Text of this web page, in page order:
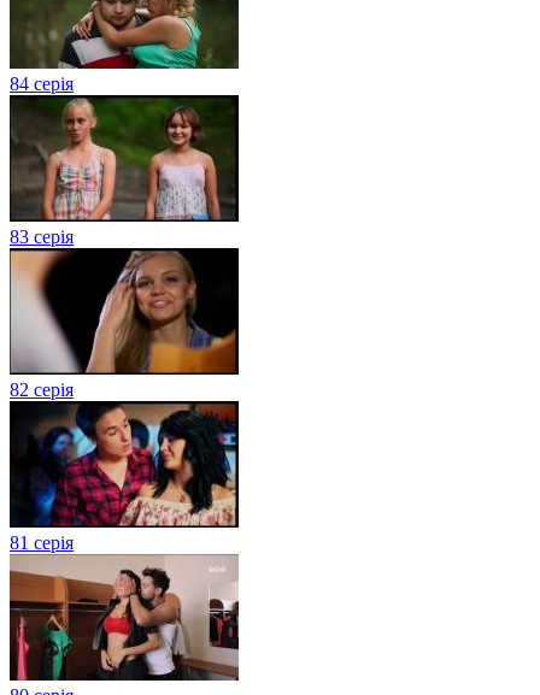
84 серія
83 серія
82 серія
81 серія